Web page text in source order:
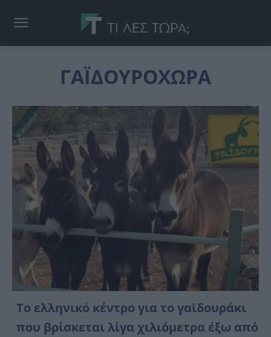
ΓΑΪΔΟΥΡΟΧΩΡΑ
Το ελληνικό κέντρο για το γαϊδουράκι
που βρίσκεται λίγα χιλιόμετρα έξω από